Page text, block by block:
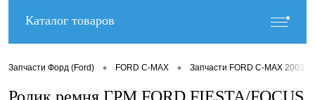
Каталог товаров
Запчасти Форд (Ford) • FORD C-MAX • Запчасти FORD C-MAX 2003-